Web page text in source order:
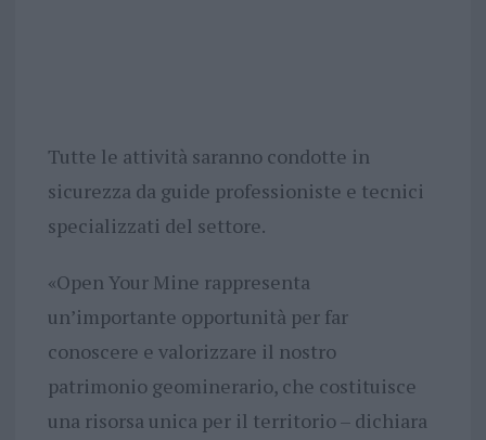
Tutte le attività saranno condotte in
sicurezza da guide professioniste e tecnici
specializzati del settore.
«Open Your Mine rappresenta
un’importante opportunità per far
conoscere e valorizzare il nostro
patrimonio geominerario, che costituisce
una risorsa unica per il territorio – dichiara